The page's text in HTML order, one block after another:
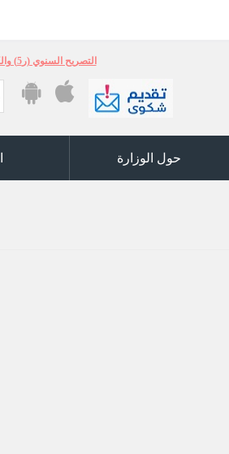
التصريح السنوي (ر5) والكشوفات السنوية ر6 والكشف الإجمالي ر7 ( إدخال / تحميل XML)
حول الوزارة